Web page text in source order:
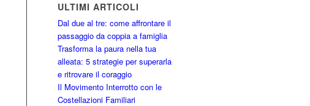
ULTIMI ARTICOLI
Dal due al tre: come affrontare il
passaggio da coppia a famiglia
Trasforma la paura nella tua
alleata: 5 strategie per superarla
e ritrovare il coraggio
Il Movimento Interrotto con le
Costellazioni Familiari